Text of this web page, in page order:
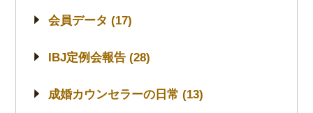
会員データ (17)
IBJ定例会報告 (28)
成婚カウンセラーの日常 (13)